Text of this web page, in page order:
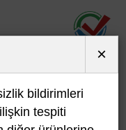
×
bildirimleri
tespiti